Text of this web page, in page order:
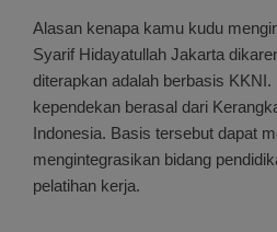
Alasan kenapa kamu kudu
Syarif Hidayatullah Jakarta
diterapkan adalah berbasis
kependekan berasal dari
Indonesia. Basis tersebut dapat
mengintegrasikan bidang
pelatihan kerja.